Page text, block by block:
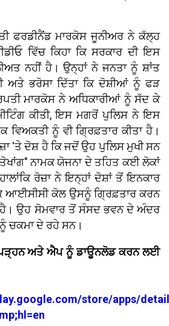
ਫਰਡੀਨੈਂਡ ਮਾਰਕੋਸ ਜੂਨੀਅਰ ਨੇ ਕੱਲ੍ਹ
ਵਿੱਚ ਕਿਹਾ ਕਿ ਸਰਕਾਰ ਦੀ ਇਸ
ਨਹੀਂ ਹੈ। ਉਨ੍ਹਾਂ ਨੇ ਜਨਤਾ ਨੂੰ ਸ਼ਾਂਤ
ਅਤੇ ਭਰੋਸਾ ਦਿੱਤਾ ਕਿ ਦੋਸ਼ੀਆਂ ਨੂੰ ਫੜ
ਮਾਰਕੋਸ ਨੇ ਅਧਿਕਾਰੀਆਂ ਨੂੰ ਸੱਦ ਕੇ
ਕੀਤੀ, ਇਸ ਮਗਰੋਂ ਪੁਲਿਸ ਨੇ ਇਸ
ਨੂੰ ਵੀ ਗ੍ਰਿਫ਼ਤਾਰ ਕੀਤਾ ਹੈ।
'ਤੇ ਦੋਸ਼ ਹੈ ਕਿ ਜਦੋਂ ਉਹ ਪੁਲਿਸ ਮੁਖੀ ਸਨ
ਨਾਮਕ ਯੋਜਨਾ ਦੇ ਤਹਿਤ ਕਈ ਲੋਕਾਂ
ਰੋਜ਼ਾ ਨੇ ਇਨ੍ਹਾਂ ਦੋਸ਼ਾਂ ਤੋਂ ਇਨਕਾਰ
ਆਈਸੀਸੀ ਕੋਲ ਉਸਨੂੰ ਗ੍ਰਿਫ਼ਤਾਰ ਕਰਨ
ਹੈ। ਉਹ ਸੋਮਵਾਰ ਤੋਂ ਸੰਸਦ ਭਵਨ ਦੇ ਅੰਦਰ
ਚਕਮਾ ਦੇ ਰਹੇ ਸਨ।
ਅਤੇ ਐਪ ਨੂੰ ਡਾਊਨਲੋਡ ਕਰਨ ਲਈ
store/apps/